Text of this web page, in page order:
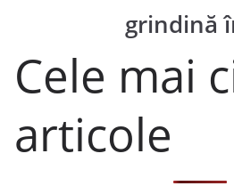
grindină
Cele mai
articole